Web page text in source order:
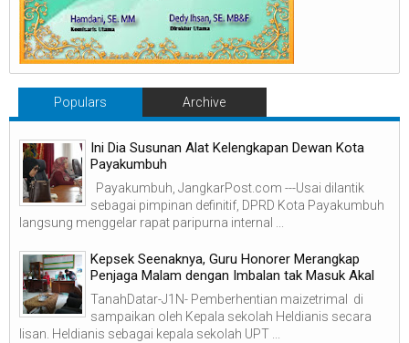
Populars Archive
Ini Dia Susunan Alat Kelengkapan Dewan Kota
Payakumbuh
Payakumbuh, JangkarPost.com ---Usai dilantik
sebagai pimpinan definitif, DPRD Kota Payakumbuh
langsung menggelar rapat paripurna internal ...
Kepsek Seenaknya, Guru Honorer Merangkap
Penjaga Malam dengan Imbalan tak Masuk Akal
TanahDatar-J1N- Pemberhentian maizetrimal di
sampaikan oleh Kepala sekolah Heldianis secara
lisan. Heldianis sebagai kepala sekolah UPT ...